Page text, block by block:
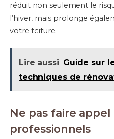
réduit non seulement le
l’hiver, mais prolonge
votre toiture.
Lire aussi Guide sur
techniques de
Ne pas faire appel
professionnels